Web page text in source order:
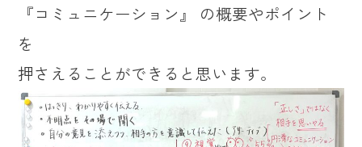
『コミュニケーション』 の概要やポイント
を
押さえることができると思います。